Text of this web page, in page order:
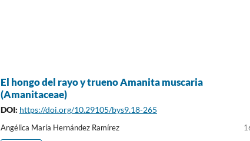
El hongo del rayo y trueno Amanita muscaria
(Amanitaceae)
DOI: https://doi.org/10.29105/bys9.18-265
Angélica María Hernández Ramírez